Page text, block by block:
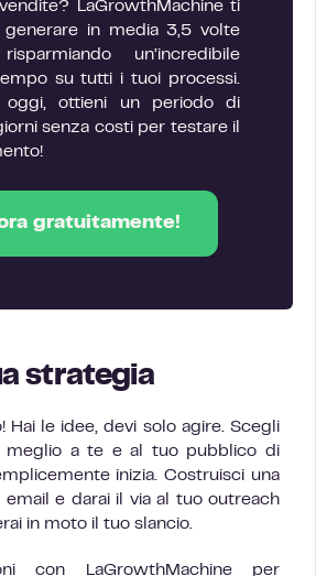
LaGrowthMachine ti
in media 3,5 volte
un’incredibile
su tutti i tuoi processi.
oggi, ottieni un periodo di
senza costi per testare il
gratuitamente!
strategia
Hai le idee, devi solo agire. Scegli
meglio a te e al tuo pubblico di
inizia. Costruisci una
email e darai il via al tuo outreach
in moto il tuo slancio.
con LaGrowthMachine per